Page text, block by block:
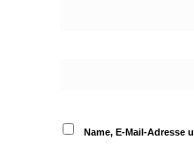
Name, E-Mail-Adresse